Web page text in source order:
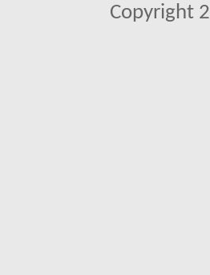
Copyright